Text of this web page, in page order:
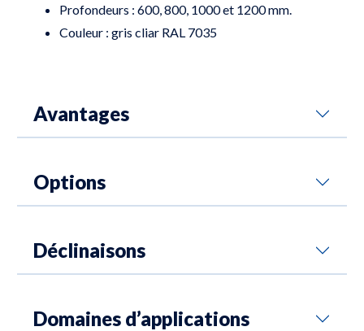
Profondeurs : 600, 800, 1000 et 1200 mm.
Couleur : gris cliar RAL 7035
Avantages
Options
Déclinaisons
Domaines d’applications